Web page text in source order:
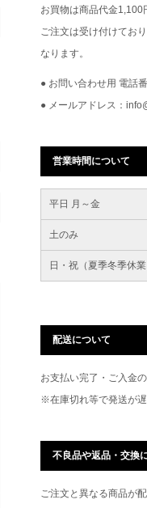
お買物は商品代金1,100
ご注文は受け付けてお
なります。
● お問い合わせ用 電話
● メールアドレス：
営業時間について
平日 月～金
土のみ
日・祝（夏季冬季休業
配送について
お支払い完了・ご入金の
※在庫切れ等で発送が遅
不良品や返品・交換
ご注文と異なる商品が